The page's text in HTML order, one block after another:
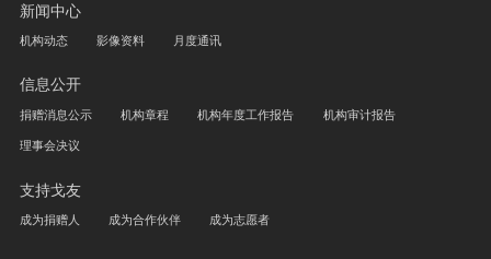
新闻中心
机构动态 影像资料 月度通讯
信息公开
捐赠消息公示 机构章程 机构年度工作报告 机构审计报告
理事会决议
支持戈友
成为捐赠人 成为合作伙伴 成为志愿者